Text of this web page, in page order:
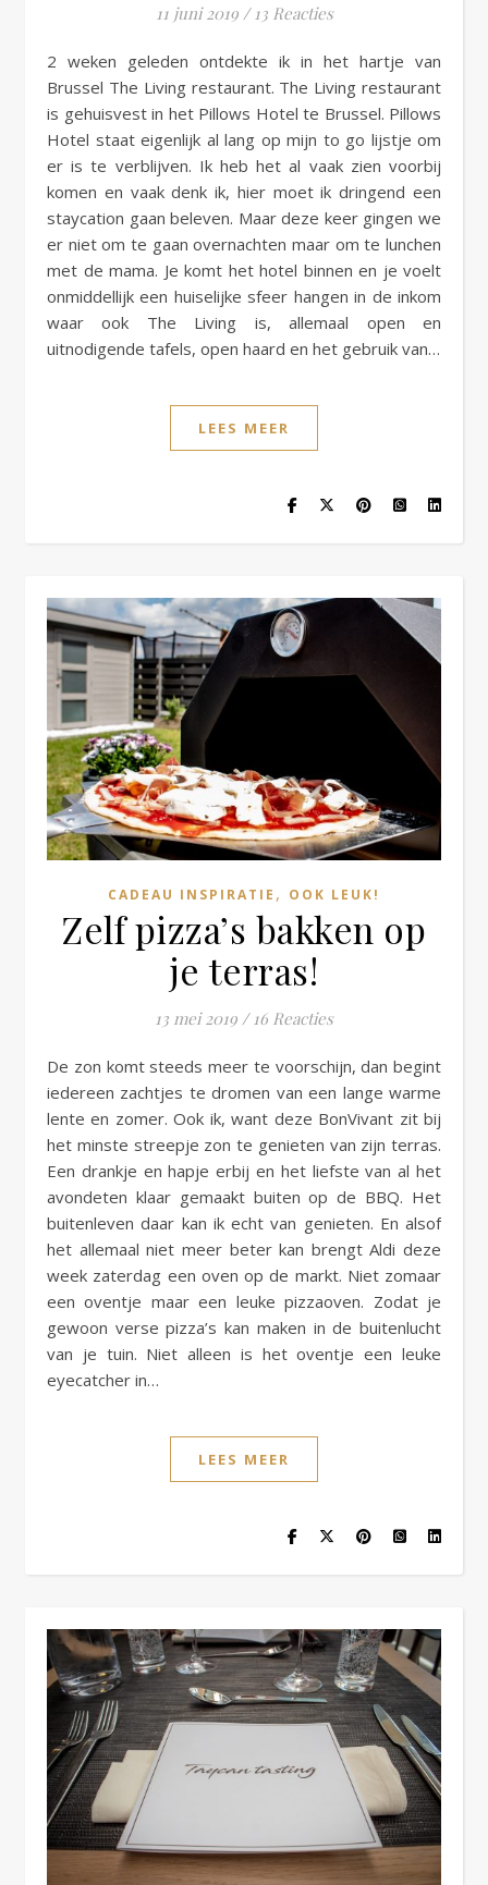
11 juni 2019 / 13 Reacties
2 weken geleden ontdekte ik in het hartje van
Brussel The Living restaurant. The Living restaurant
is gehuisvest in het Pillows Hotel te Brussel. Pillows
Hotel staat eigenlijk al lang op mijn to go lijstje om
er is te verblijven. Ik heb het al vaak zien voorbij
komen en vaak denk ik, hier moet ik dringend een
staycation gaan beleven. Maar deze keer gingen we
er niet om te gaan overnachten maar om te lunchen
met de mama. Je komt het hotel binnen en je voelt
onmiddellijk een huiselijke sfeer hangen in de inkom
waar ook The Living is, allemaal open en
uitnodigende tafels, open haard en het gebruik van…
LEES MEER
CADEAU INSPIRATIE , OOK LEUK!
Zelf pizza’s bakken op
je terras!
13 mei 2019 / 16 Reacties
De zon komt steeds meer te voorschijn, dan begint
iedereen zachtjes te dromen van een lange warme
lente en zomer. Ook ik, want deze BonVivant zit bij
het minste streepje zon te genieten van zijn terras.
Een drankje en hapje erbij en het liefste van al het
avondeten klaar gemaakt buiten op de BBQ. Het
buitenleven daar kan ik echt van genieten. En alsof
het allemaal niet meer beter kan brengt Aldi deze
week zaterdag een oven op de markt. Niet zomaar
een oventje maar een leuke pizzaoven. Zodat je
gewoon verse pizza’s kan maken in de buitenlucht
van je tuin. Niet alleen is het oventje een leuke
eyecatcher in…
LEES MEER